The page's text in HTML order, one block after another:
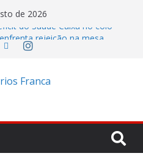
de 2026
do Saúde Caixa no colo
rejeição na mesa
lucro de 16% e atinge R$
da CONTEC e garante
debate econômico e
decisão da Fenaban